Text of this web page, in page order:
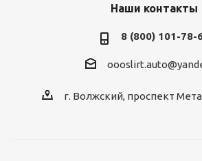
Наши контакты
8 (800) 101-78-
г. Волжский, проспект